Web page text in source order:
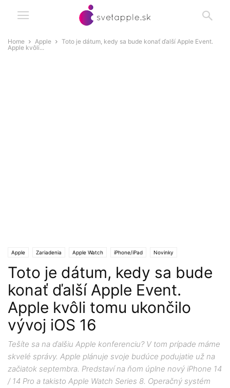
Home Apple
Toto je dátum, kedy sa bude konať ďalší Apple Event.
Apple kvôli...
Apple Zariadenia Apple Watch iPhone/iPad Novinky
Toto je dátum, kedy sa bude
konať ďalší Apple Event.
Apple kvôli tomu ukončilo
vývoj iOS 16
Tešíte sa na ďalšiu Apple konferenciu? V tom prípade máme
skvelé správy. Apple plánuje svoje budúce podujatie už na
začiatok septembra. Predstaví na ňom úplne nový iPhone 14
/ 14 Pro a takisto Apple Watch Series 8. Operačný systém